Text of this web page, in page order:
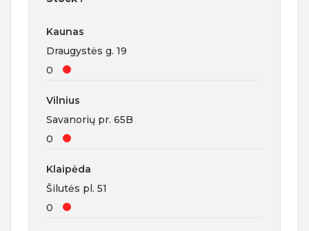
Kaunas
Draugystės g. 19
0
Vilnius
Savanorių pr. 65B
0
Klaipėda
Šilutės pl. 51
0